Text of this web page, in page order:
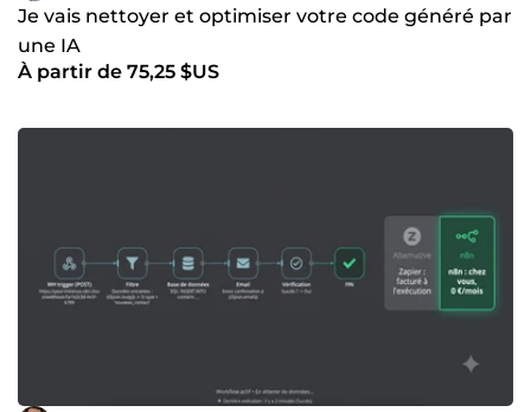
Je vais nettoyer et optimiser votre code généré par
une IA
À partir de 75,25 $US